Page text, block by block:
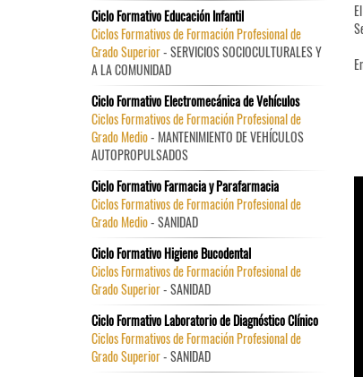
Ciclo Formativo Educación Infantil
Ciclos Formativos de Formación Profesional de
Grado Superior- SERVICIOS SOCIOCULTURALES Y
A LA COMUNIDAD
Ciclo Formativo Electromecánica de Vehículos
Ciclos Formativos de Formación Profesional de
Grado Medio- MANTENIMIENTO DE VEHÍCULOS
AUTOPROPULSADOS
Ciclo Formativo Farmacia y Parafarmacia
Ciclos Formativos de Formación Profesional de
Grado Medio- SANIDAD
Ciclo Formativo Higiene Bucodental
Ciclos Formativos de Formación Profesional de
Grado Superior- SANIDAD
Ciclo Formativo Laboratorio de Diagnóstico Clínico
Ciclos Formativos de Formación Profesional de
Grado Superior- SANIDAD